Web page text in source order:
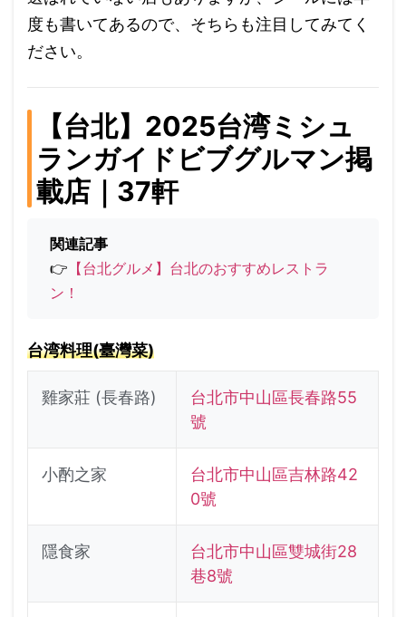
度も書いてあるので、そちらも注目してみてく
ださい。
【台北】2025台湾ミシュ
ランガイドビブグルマン掲
載店｜37軒
関連記事
👉 【台北グルメ】台北のおすすめレストラ
ン！
台湾料理(臺灣菜)
雞家莊 (長春路)
台北市中山區長春路55
號
小酌之家
台北市中山區吉林路42
0號
隱食家
台北市中山區雙城街28
巷8號